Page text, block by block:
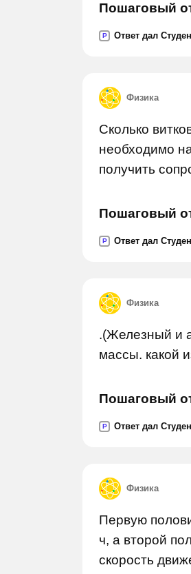
Пошаговый
P Ответ дал
Физика
Сколько
необходимо
получить
Пошаговый
P Ответ дал
Физика
.(Железный и
массы. какой
Пошаговый
P Ответ дал
Физика
Первую
ч, а второй
скорость